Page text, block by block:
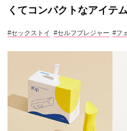
くてコンパクトなアイテ
#セックストイ #セルフプレジャー #フ